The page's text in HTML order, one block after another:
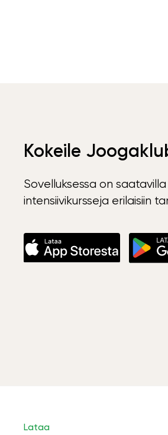
Kokeile
Sovelluksessa on
intensiivikursseja erilaisiin
Lataa